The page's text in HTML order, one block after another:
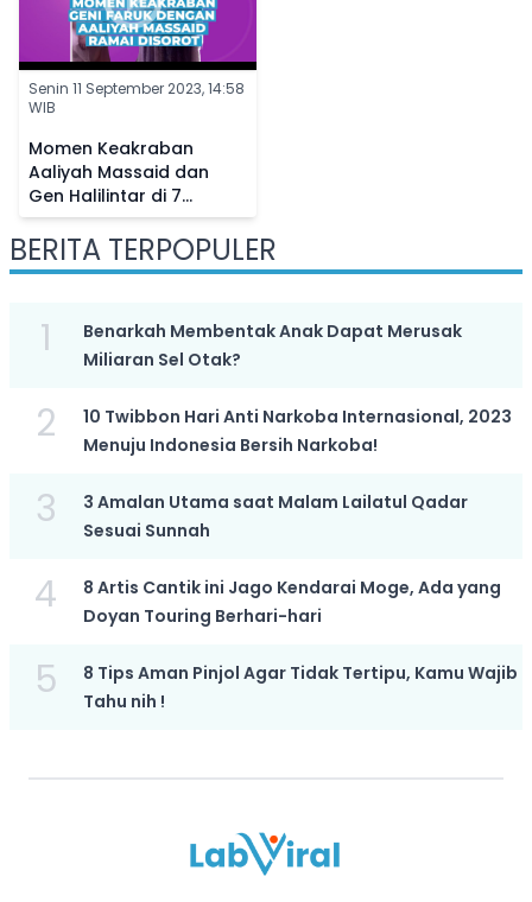
Senin 11 September 2023, 14:58
WIB
Momen Keakraban
Aaliyah Massaid dan
Gen Halilintar di 7
Bulanan Aurel
Hermansyah, Netizen
Bandingkan Sikapnya ke
BERITA TERPOPULER
1
Benarkah Membentak Anak Dapat Merusak
Miliaran Sel Otak?
2
10 Twibbon Hari Anti Narkoba Internasional, 2023
Menuju Indonesia Bersih Narkoba!
3
3 Amalan Utama saat Malam Lailatul Qadar
Sesuai Sunnah
4
8 Artis Cantik ini Jago Kendarai Moge, Ada yang
Doyan Touring Berhari-hari
5
8 Tips Aman Pinjol Agar Tidak Tertipu, Kamu Wajib
Tahu nih !